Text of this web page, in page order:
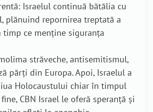
Israelul continuă bătălia cu
plănuind repornirea treptată a
timp ce menține siguranța
străveche, antisemitismul,
părți din Europa. Apoi, Israelul a
Holocaustului chiar în timpul
CBN Israel le oferă speranță și